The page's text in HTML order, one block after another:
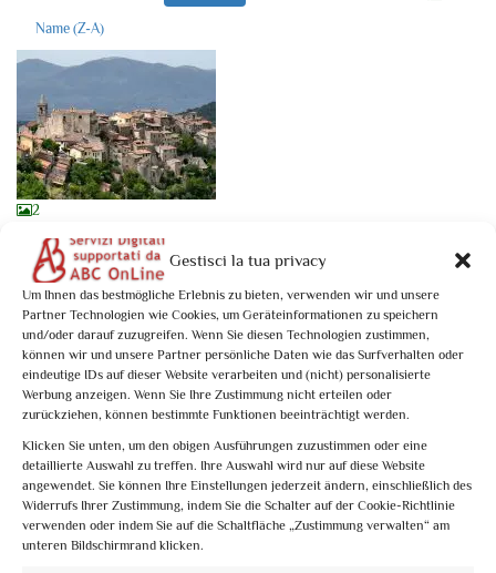
Gestisci la tua privacy
Um Ihnen das bestmögliche Erlebnis zu bieten, verwenden wir und unsere
Partner Technologien wie Cookies, um Geräteinformationen zu speichern
und/oder darauf zuzugreifen. Wenn Sie diesen Technologien zustimmen,
können wir und unsere Partner persönliche Daten wie das Surfverhalten oder
eindeutige IDs auf dieser Website verarbeiten und (nicht) personalisierte
Werbung anzeigen. Wenn Sie Ihre Zustimmung nicht erteilen oder
zurückziehen, können bestimmte Funktionen beeinträchtigt werden.
Klicken Sie unten, um den obigen Ausführungen zuzustimmen oder eine
detaillierte Auswahl zu treffen. Ihre Auswahl wird nur auf diese Website
angewendet. Sie können Ihre Einstellungen jederzeit ändern, einschließlich des
Widerrufs Ihrer Zustimmung, indem Sie die Schalter auf der Cookie-Richtlinie
verwenden oder indem Sie auf die Schaltfläche „Zustimmung verwalten“ am
unteren Bildschirmrand klicken.
Name (Z-A)
2
Tesori dell’Umbria Meridionale: Stroncone
Activity Type: Specific Date
A pochi chilometri da Terni, giace abbarbicato su un colle Stroncone,
delizioso borgo ...
From €10,00
Book now
Stroncone: 1 activity found. Showing 1 - 1
Not what you're looking for?Try your search again